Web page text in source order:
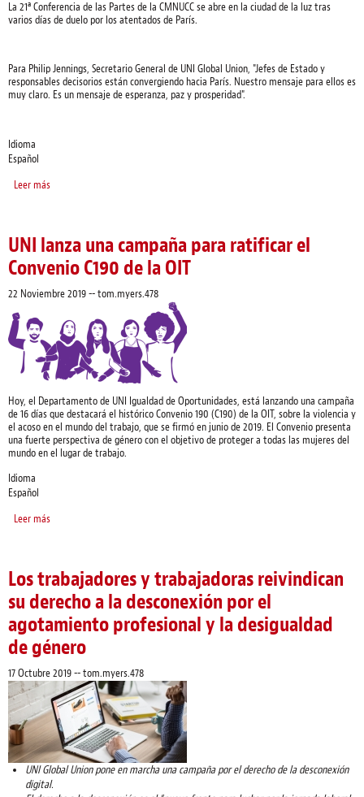
La 21ª Conferencia de las Partes de la CMNUCC se abre en la ciudad de la luz tras
varios días de duelo por los atentados de París.
Para Philip Jennings, Secretario General de UNI Global Union, "Jefes de Estado y
responsables decisorios están convergiendo hacia París. Nuestro mensaje para ellos es
muy claro. Es un mensaje de esperanza, paz y prosperidad".
Idioma
Español
Leer más
UNI lanza una campaña para ratificar el
Convenio C190 de la OIT
22 Noviembre 2019 -- tom.myers.478
Hoy, el Departamento de UNI Igualdad de Oportunidades, está lanzando una campaña
de 16 días que destacará el histórico Convenio 190 (C190) de la OIT, sobre la violencia y
el acoso en el mundo del trabajo, que se firmó en junio de 2019. El Convenio presenta
una fuerte perspectiva de género con el objetivo de proteger a todas las mujeres del
mundo en el lugar de trabajo.
Idioma
Español
Leer más
Los trabajadores y trabajadoras reivindican
su derecho a la desconexión por el
agotamiento profesional y la desigualdad
de género
17 Octubre 2019 -- tom.myers.478
UNI Global Union pone en marcha una campaña por el derecho de la desconexión
digital.